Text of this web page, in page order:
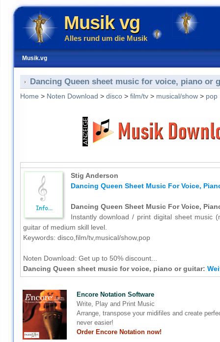
Musik vg
Alles rund um die Musik
Musik.vg
Dancing Queen sheet music for voice, piano or
Home > Noten Download > disco> film/tv> musical/show> pop
Stig Anderson
Dancing Queen Sheet Music For Voice,
Dancing Queen Sheet Music For Voice,
Instantly download / print digital sheet music
guitar of medium skill level.
Keywords: disco,film/tv,musical/show,pop
Noten Download: Get up to 50% discount...
Dancing Queen sheet music for voice, piano or guitar:
Encore Notation Software
Write, Play and Print Music
Arrange, transpose your midifiles and create
never easier!
Order Encore Notation now!